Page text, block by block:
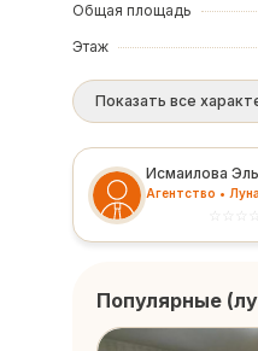
Общая площадь
Этаж
Показать все
Исмаилова
Агентство • Луна
Популярные